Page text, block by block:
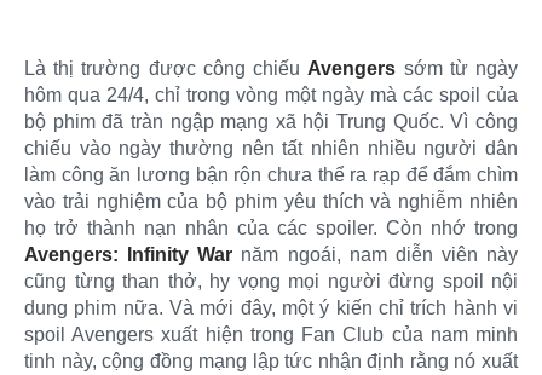
Là thị trường được công chiếu Avengers sớm từ ngày
hôm qua 24/4, chỉ trong vòng một ngày mà các spoil của
bộ phim đã tràn ngập mạng xã hội Trung Quốc. Vì công
chiếu vào ngày thường nên tất nhiên nhiều người dân
làm công ăn lương bận rộn chưa thể ra rạp để đắm chìm
vào trải nghiệm của bộ phim yêu thích và nghiễm nhiên
họ trở thành nạn nhân của các spoiler. Còn nhớ trong
Avengers: Infinity War năm ngoái, nam diễn viên này
cũng từng than thở, hy vọng mọi người đừng spoil nội
dung phim nữa. Và mới đây, một ý kiến chỉ trích hành vi
spoil Avengers xuất hiện trong Fan Club của nam minh
tinh này, cộng đồng mạng lập tức nhận định rằng nó xuất